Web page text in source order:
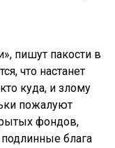
пишут пакости в
что настанет
куда, и злому
пожалуют
фондов,
блага